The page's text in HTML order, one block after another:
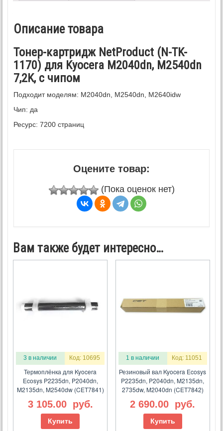
Описание товара
Тонер-картридж NetProduct (N-TK-
1170) для Kyocera M2040dn, M2540dn
7,2K, с чипом
Подходит моделям: M2040dn, M2540dn, M2640idw
Чип: да
Ресурс: 7200 страниц
Оцените товар:
(Пока оценок нет)
Вам также будет интересно…
3 в наличии Код: 10695
Термоплёнка для Kyocera
Ecosys P2235dn, P2040dn,
M2135dn, M2540dw (CET7841)
3 105.00 руб.
Купить
1 в наличии Код: 11051
Резиновый вал Kyocera Ecosys
P2235dn, P2040dn, M2135dn,
2735dw, M2040dn (CET7842)
2 690.00 руб.
Купить